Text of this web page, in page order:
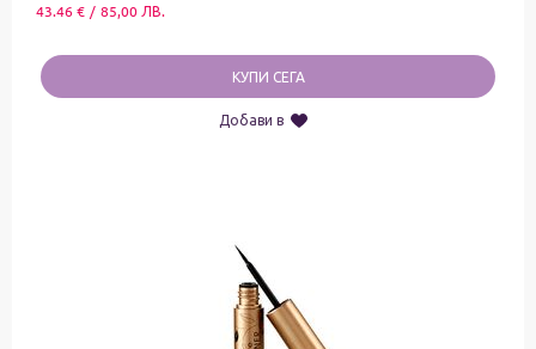
43.46€ / 85,00 ЛВ.
КУПИ СЕГА
Добави в